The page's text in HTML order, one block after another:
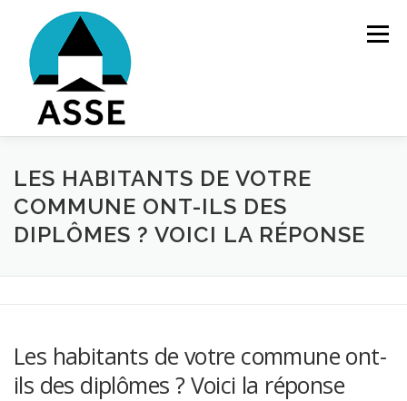
contenu
Menu
ÉLECTIONS 2026 L’ASSOCIATION
LA POLITIQUE COMMUNALE ADHÉRER CONTACT
LES HABITANTS DE VOTRE
COMMUNE ONT-ILS DES
DIPLÔMES ? VOICI LA RÉPONSE
Les habitants de votre commune ont-
ils des diplômes ? Voici la réponse